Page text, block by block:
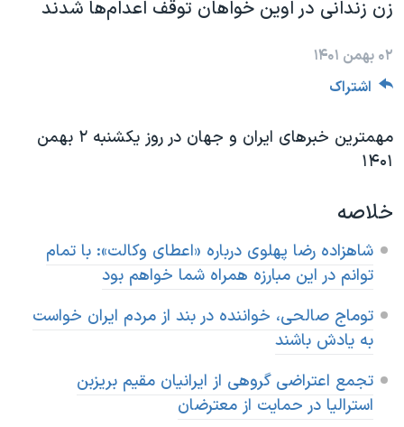
فرهنگ و زندگی
حقوق شهروندی
اقتصادی
اسرائیل در جنگ
آرشیو پخش زنده
مستندها
انتخابات ریاست جمهوری آمریکا ۲۰۲۴
حمله جمهوری اسلامی به اسرائیل
ورزش زنان در ایران
مجموعه مستندهای دادخواهی
تریبونال مردمی آبان ۹۸
دادگاه حمید نوری
چهل سال گروگان‌گیری
قانون شفافیت دارائی کادر رهبری ایران
اعتراضات مردمی آبان ۹۸
اسرائیل در جنگ
دنبال کنید
زبانهای مختلف
زن زندانی در اوین خواهان توقف اعدام‌ها شدند
۰۲ بهمن ۱۴۰۱
اشتراک
مهمترین خبرهای ایران و جهان در روز یکشنبه ۲ بهمن
۱۴۰۱
خلاصه
شاهزاده رضا پهلوی درباره «اعطای وکالت»: با تمام
توانم در این مبارزه همراه شما خواهم بود
توماج صالحی، خواننده در بند از مردم ایران خواست
به یادش باشند
تجمع اعتراضی گروهی از ایرانیان مقیم بریزبن
استرالیا در حمایت از معترضان